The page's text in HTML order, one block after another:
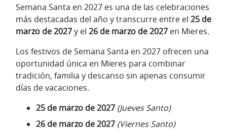
Semana Santa en 2027 es una de las celebraciones
más destacadas del año y transcurre entre el 25 de
marzo de 2027y el 26 de marzo de 2027 en Mieres.
Los festivos de Semana Santa en 2027 ofrecen una
oportunidad única en Mieres para combinar
tradición, familia y descanso sin apenas consumir
días de vacaciones.
25 de marzo de 2027 (Jueves Santo)
26 de marzo de 2027 (Viernes Santo)